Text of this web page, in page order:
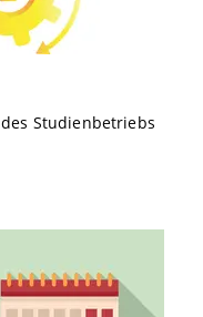
Studienbetriebs